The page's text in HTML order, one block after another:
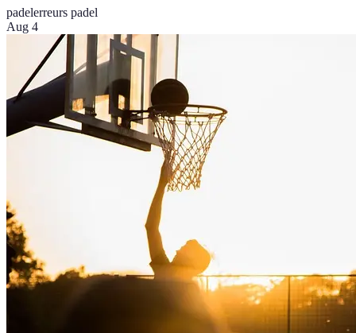
padelerreurs padel
Aug 4